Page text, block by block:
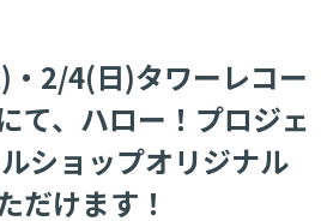
2/4(日)タワーレコー
て、ハロー！プロジェ
ショップオリジナル
だけます！